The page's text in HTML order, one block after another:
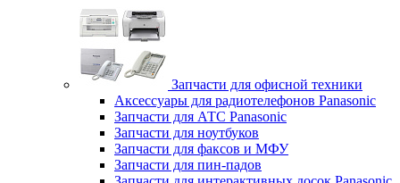
Запчасти для офисной техники
Аксессуары для радиотелефонов Panasonic
Запчасти для АТС Panasonic
Запчасти для ноутбуков
Запчасти для факсов и МФУ
Запчасти для пин-падов